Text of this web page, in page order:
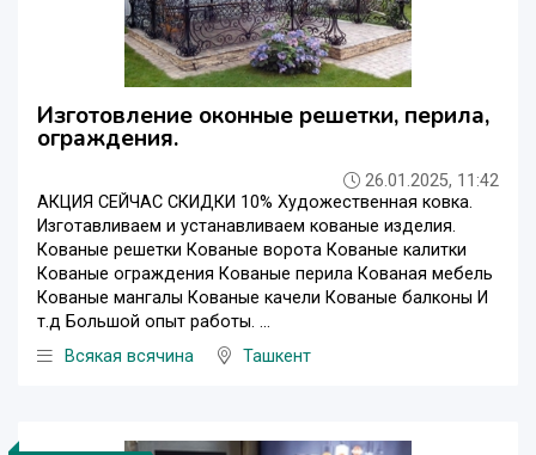
Изготовление оконные решетки, перила,
ограждения.
26.01.2025, 11:42
АКЦИЯ СЕЙЧАС СКИДКИ 10% Художественная ковка.
Изготавливаем и устанавливаем кованые изделия.
Кованые решетки Кованые ворота Кованые калитки
Кованые ограждения Кованые перила Кованая мебель
Кованые мангалы Кованые качели Кованые балконы И
т.д Большой опыт работы. ...
Всякая всячина
Ташкент